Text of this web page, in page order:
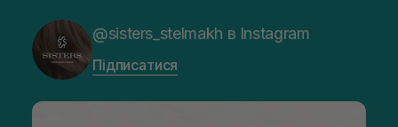
@sisters_stelmakh в Instagram
Підписатися